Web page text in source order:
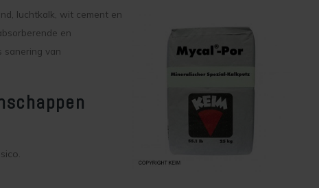
luchtkalk, wit cement en
en
sanering van